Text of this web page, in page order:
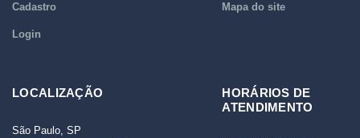
Cadastro
Login
Mapa do site
LOCALIZAÇÃO
São Paulo, SP
HORÁRIOS DE
ATENDIMENTO